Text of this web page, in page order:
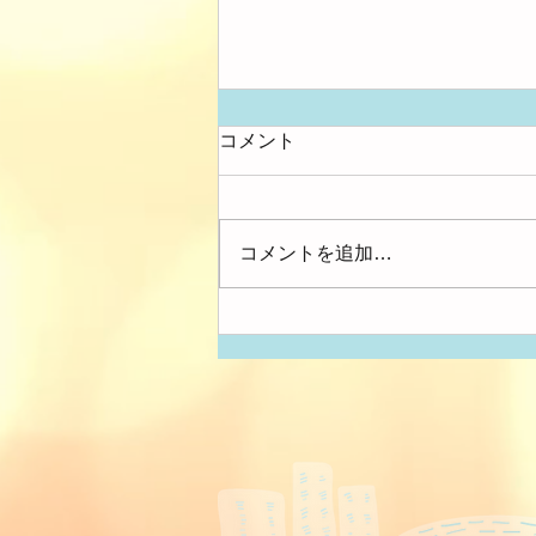
大きさ比べ
コメント
コメントを追加…